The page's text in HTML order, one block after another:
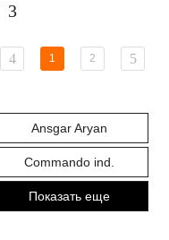
1 2
Ansgar Aryan
Commando ind.
Показать еще